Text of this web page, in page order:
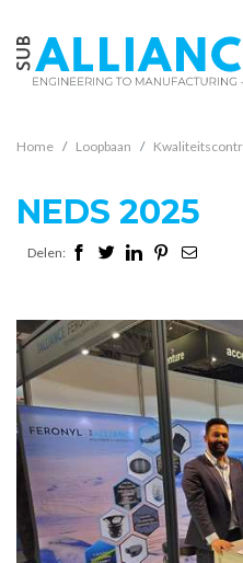
Home Loopbaan
NEDS 2025
Delen: